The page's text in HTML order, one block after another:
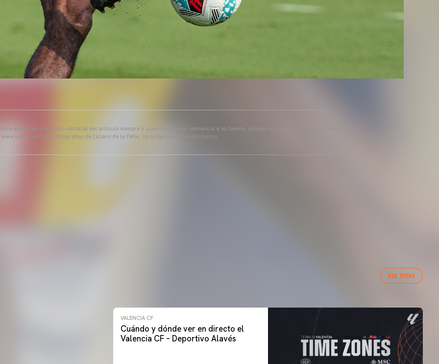
el uso del contenido editorial del artículo siempre y cuando se haga referencia a su fuente, además de contener el siguiente enlace:
www.valenciacf.com. Fotografías de Lázaro de la Peña, no se permite su reutilización.
VER TODAS
VALENCIA CF
Cuándo y dónde ver en directo el
Valencia CF – Deportivo Alavés